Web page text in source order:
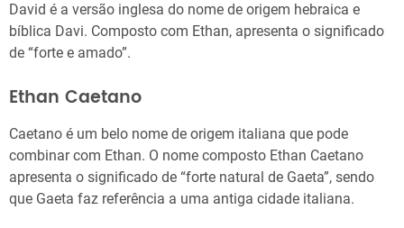
David é a versão inglesa do nome de origem hebraica e
bíblica Davi. Composto com Ethan, apresenta o significado
de “forte e amado”.
Ethan Caetano
Caetano é um belo nome de origem italiana que pode
combinar com Ethan. O nome composto Ethan Caetano
apresenta o significado de “forte natural de Gaeta”, sendo
que Gaeta faz referência a uma antiga cidade italiana.